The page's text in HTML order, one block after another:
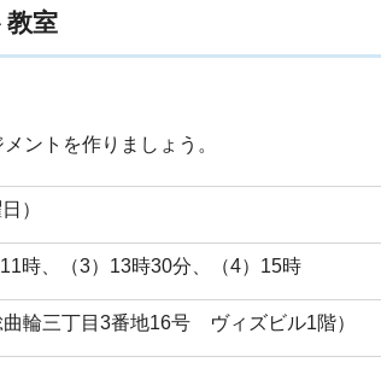
教室
ントを作りましょう。
）
時、（3）13時30分、（4）15時
輪三丁目3番地16号 ヴィズビル1階）